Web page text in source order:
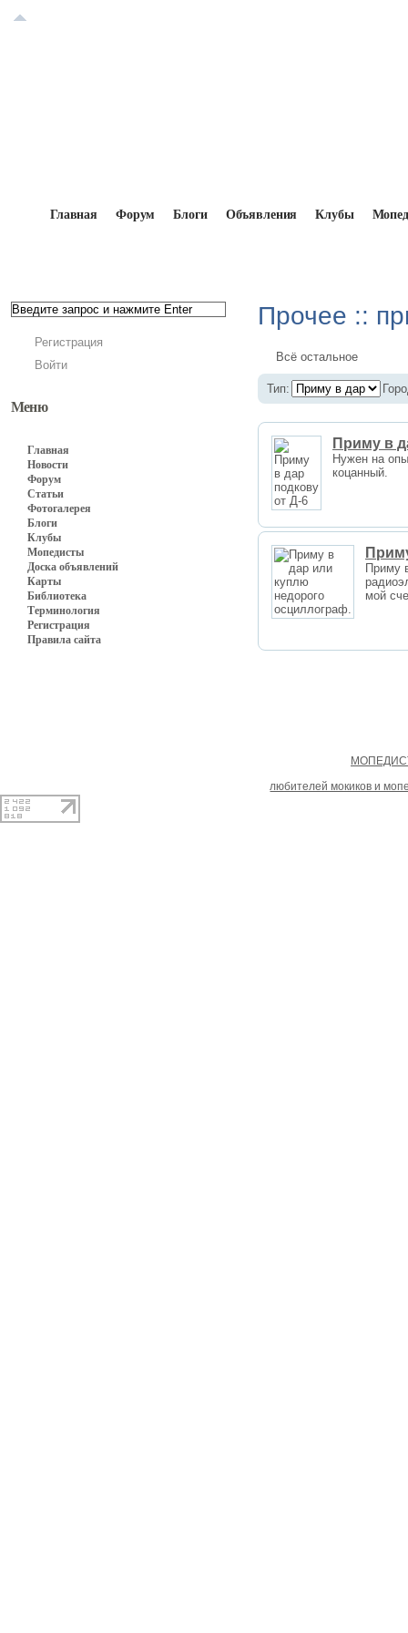
Главная Форум Блоги Объявления Клубы
Регистрация
Войти
Меню
Главная
Новости
Форум
Статьи
Фотогалерея
Блоги
Клубы
Мопедисты
Доска объявлений
Карты
Библиотека
Терминология
Регистрация
Правила сайта
Прочее ::
Всё остальное
Тип:
Приму в
Нужен на
коцанный.
Приму
мой
любителей мокиков и